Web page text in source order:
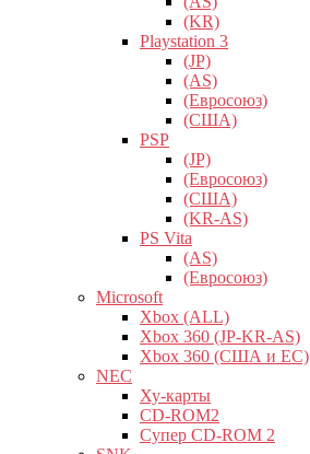
(KR)
Playstation 3
(JP)
(AS)
(Евросоюз)
(США)
PSP
(JP)
(Евросоюз)
(США)
(KR-AS)
PS Vita
(AS)
(Евросоюз)
Microsoft
Xbox (ALL)
Xbox 360 (JP-KR-AS)
Xbox 360 (США и ЕС)
NEC
Ху-карты
CD-ROM2
Супер CD-ROM 2